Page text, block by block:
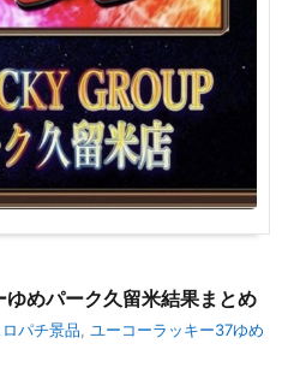
めパーク久留米結果まとめ
ロパチ景品
ユーコーラッキー37ゆめ